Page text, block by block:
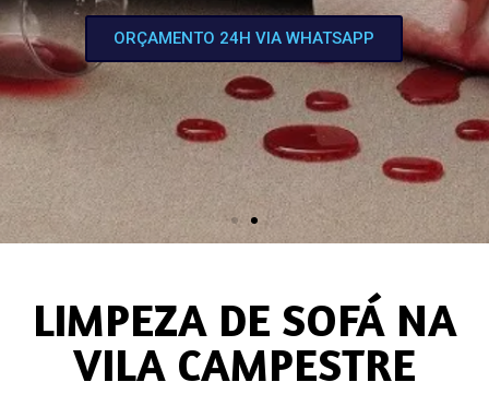
ORÇAMENTO 24H VIA WHATSAPP
LIMPEZA DE SOFÁ NA
VILA CAMPESTRE